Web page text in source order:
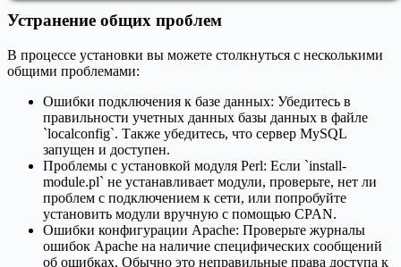
Устранение общих проблем
В процессе установки вы можете столкнуться с несколькими
общими проблемами:
Ошибки подключения к базе данных: Убедитесь в
правильности учетных данных базы данных в файле
`localconfig`. Также убедитесь, что сервер MySQL
запущен и доступен.
Проблемы с установкой модуля Perl: Если `install-
module.pl` не устанавливает модули, проверьте, нет ли
проблем с подключением к сети, или попробуйте
установить модули вручную с помощью CPAN.
Ошибки конфигурации Apache: Проверьте журналы
ошибок Apache на наличие специфических сообщений
об ошибках. Обычно это неправильные права доступа к